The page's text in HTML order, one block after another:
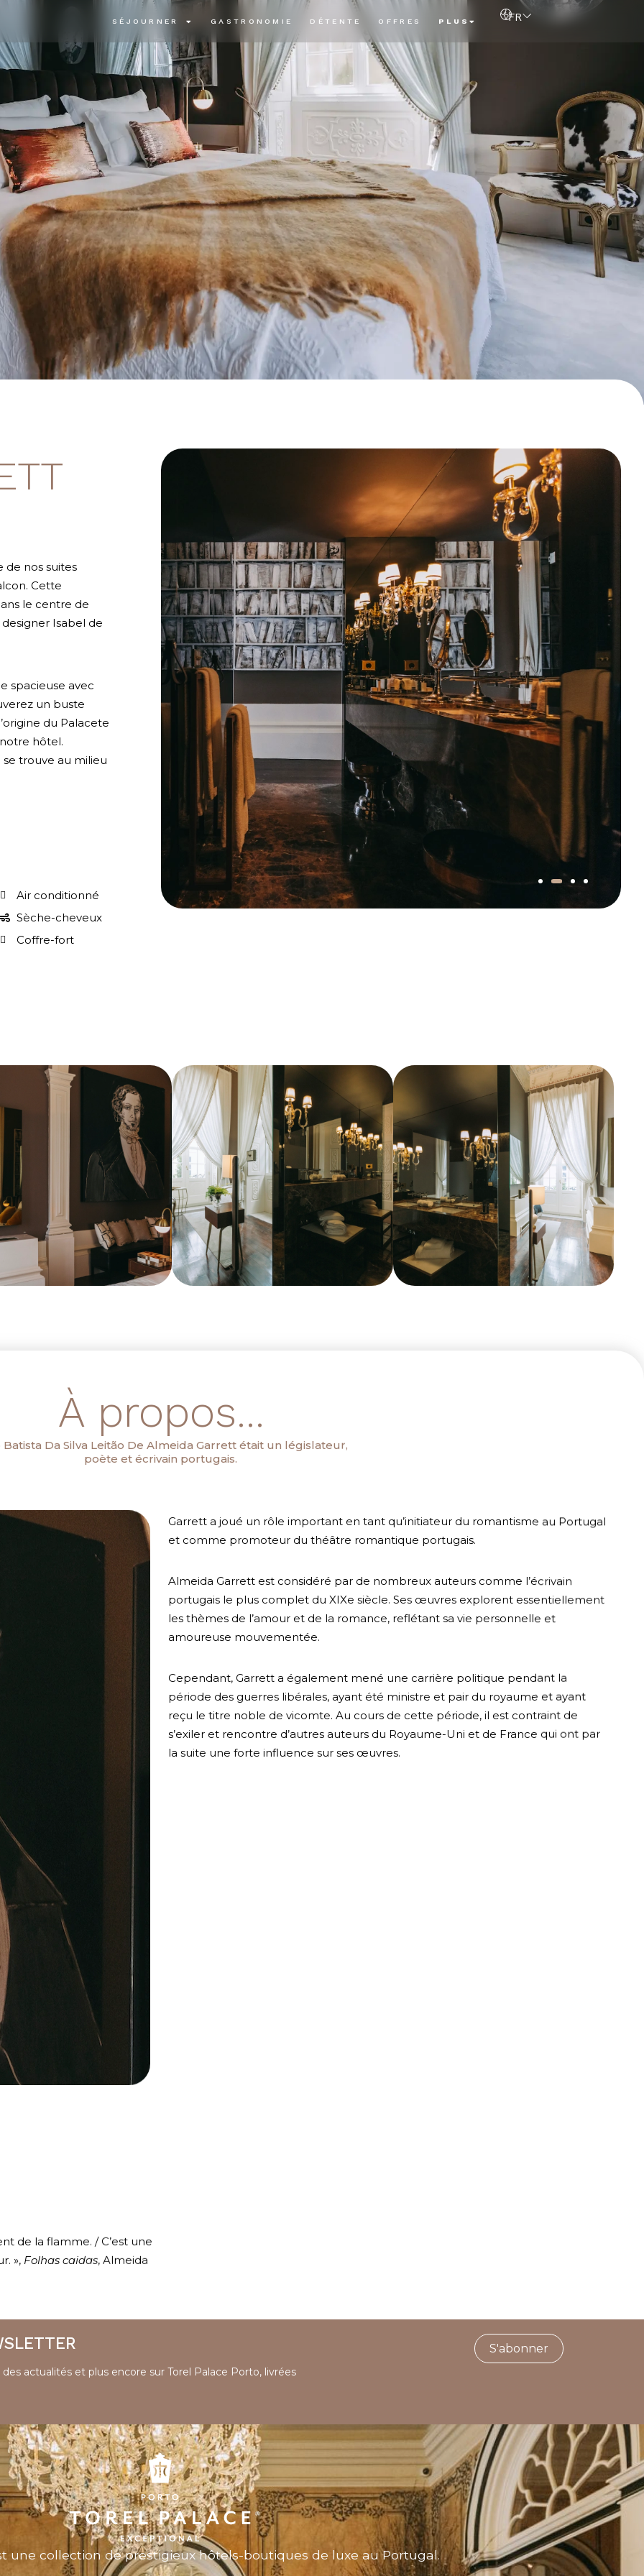
SÉJOURNER GASTRONOMIE DÉTENTE OFFRES PLUS FR
de nos suites
Cette
le centre de
Isabel de
spacieuse avec
un buste
du Palacete
hôtel.
trouve au milieu
Air conditionné
Sèche-cheveux
Coffre-fort
À propos...
Batista Da Silva Leitão De Almeida Garrett était un législateur,
poète et écrivain portugais.
de la flamme. / C’est une
», Folhas caidas, Almeida
Garrett a joué un rôle important en tant qu’initiateur du romantisme au Portugal
et comme promoteur du théâtre romantique portugais.
Almeida Garrett est considéré par de nombreux auteurs comme l’écrivain
portugais le plus complet du XIXe siècle. Ses œuvres explorent essentiellement
les thèmes de l’amour et de la romance, reflétant sa vie personnelle et
amoureuse mouvementée.
Cependant, Garrett a également mené une carrière politique pendant la
période des guerres libérales, ayant été ministre et pair du royaume et ayant
reçu le titre noble de vicomte. Au cours de cette période, il est contraint de
s’exiler et rencontre d’autres auteurs du Royaume-Uni et de France qui ont par
la suite une forte influence sur ses œuvres.
actualités et plus encore sur Torel Palace Porto, livrées
S'abonner
une collection de prestigieux hôtels-boutiques de luxe au Portugal.